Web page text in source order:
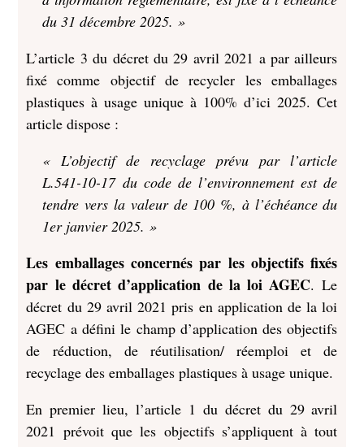
du 31 décembre 2025. »
L’article 3 du décret du 29 avril 2021 a par ailleurs
fixé comme objectif de recycler les emballages
plastiques à usage unique à 100% d’ici 2025. Cet
article dispose :
« L’objectif de recyclage prévu par l’article
L.541-10-17 du code de l’environnement est de
tendre vers la valeur de 100 %, à l’échéance du
1er janvier 2025. »
Les emballages concernés par les objectifs fixés
par le décret d’application de la loi AGEC. Le
décret du 29 avril 2021 pris en application de la loi
AGEC a défini le champ d’application des objectifs
de réduction, de réutilisation/ réemploi et de
recyclage des emballages plastiques à usage unique.
En premier lieu, l’article 1 du décret du 29 avril
2021 prévoit que les objectifs s’appliquent à tout